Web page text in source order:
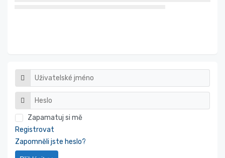
Zapamatuj si mě
Registrovat
Zapomněli jste heslo?